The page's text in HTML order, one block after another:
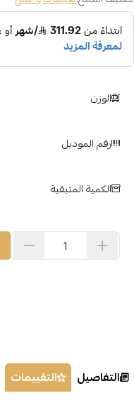
الوزن
رقم الموديل
الكمية المتبقية
التفاصيل التقييمات